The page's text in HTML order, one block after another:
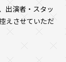
出演者・スタッ
えさせていただ